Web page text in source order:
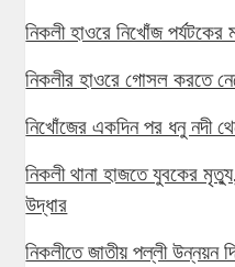
নিকলী হাওরে নিখোঁজ পর্যটকের
নিকলীর হাওরে গোসল করতে
নিখোঁজের একদিন পর ধনু নদী
নিকলী থানা হাজতে যুবকের
উদ্ধার
নিকলীতে জাতীয় পল্লী উন্নয়ন